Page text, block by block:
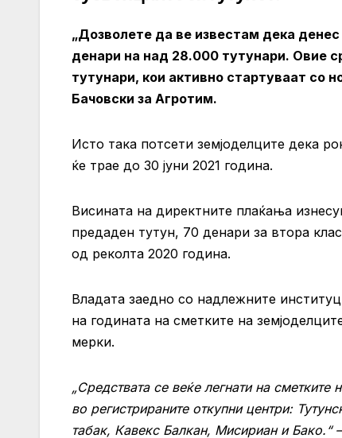
„Дозволете да ве известам дека
денари на над 28.000 тутунари. Овие
тутунари, кои активно стартуваат со
Бачовски за Агротим.
Исто така потсети земјоделците дека
ќе трае до 30 јуни 2021 година.
Висината на директните плаќања
предаден тутун, 70 денари за втора
од реколта 2020 година.
Владата заедно со надлежните
на годината на сметките на
мерки.
„Средствата се веќе легнати на
во регистрираните откупни центри:
табак, Кавекс Балкан, Мисириан и Бако.“